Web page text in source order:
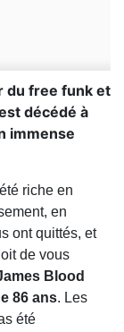
du free funk et
décédé à
immense
riche en
en
ont quittés, et
de vous
Blood
86 ans. Les
été